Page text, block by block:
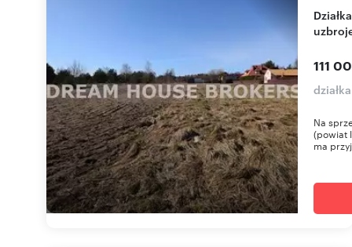
Działka 14 arów z szerokim frontem 28 m (pełne
111
Na
(powiat
ma